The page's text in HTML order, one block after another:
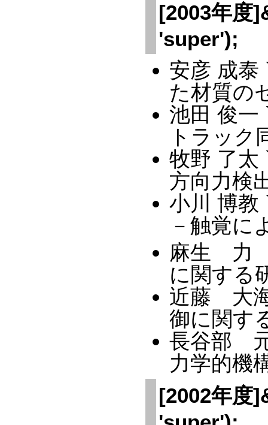
[2003年度
'super');
安彦 成泰
た材質の
池田 俊一
トラック
牧野 了太
方向力検
小川 博教
－触覚に
麻生 力
に関する
近藤 大
御に関す
長谷部
力学的機
[2002年度